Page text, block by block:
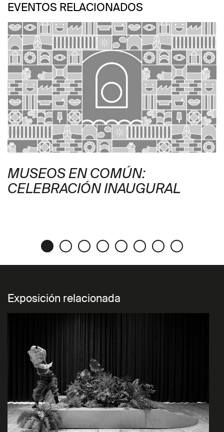
Foto: Israel Esparza
EVENTOS RELACIONADOS
MUSEOS EN COMÚN:
CELEBRACIÓN INAUGURAL
Exposición relacionada